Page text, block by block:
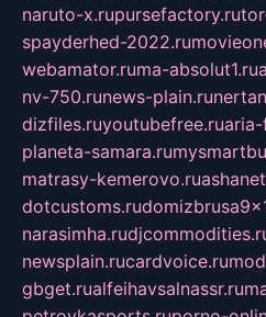
naruto-x.rupursefactory.ru
spayderhed-2022.ru
webamator.ruma-absolut1.ru
nv-750.runews-plain.ru
dizfiles.ruyoutubefree.ruaria-
planeta-samara.ru
matrasy-kemerovo.ru
dotcustoms.ru
narasimha.ru
newsplain.rucardvoice.ru
gbget.rualfeihavsalnassr.ru